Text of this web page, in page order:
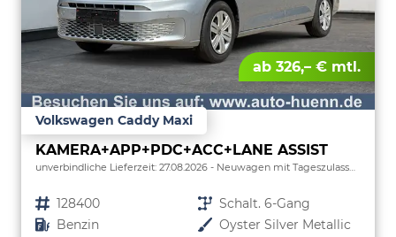
ab 326,– € mtl.
Volkswagen Caddy Maxi
KAMERA+APP+PDC+ACC+LANE ASSIST
unverbindliche Lieferzeit: 27.08.2026 Neuwagen mit Tageszulassung
Fahrzeugnr. 128400 Getriebe Schalt. 6-Gang
Kraftstoff Benzin Außenfarbe Oyster Silver Metallic